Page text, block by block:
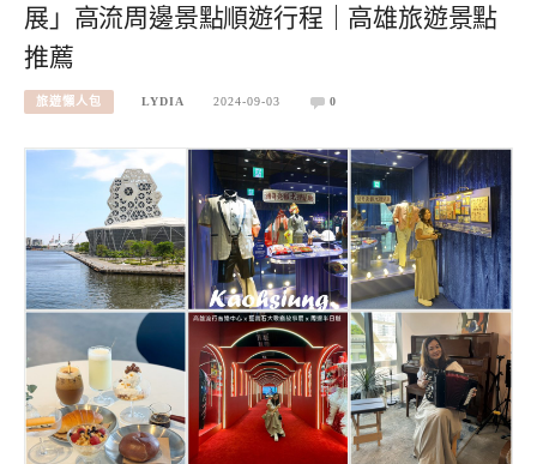
展」高流周邊景點順遊行程｜高雄旅遊景點
推薦
旅遊懶人包 LYDIA 2024-09-03 0